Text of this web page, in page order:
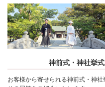
神前式・神社挙
お客様から寄せられる神前式・神